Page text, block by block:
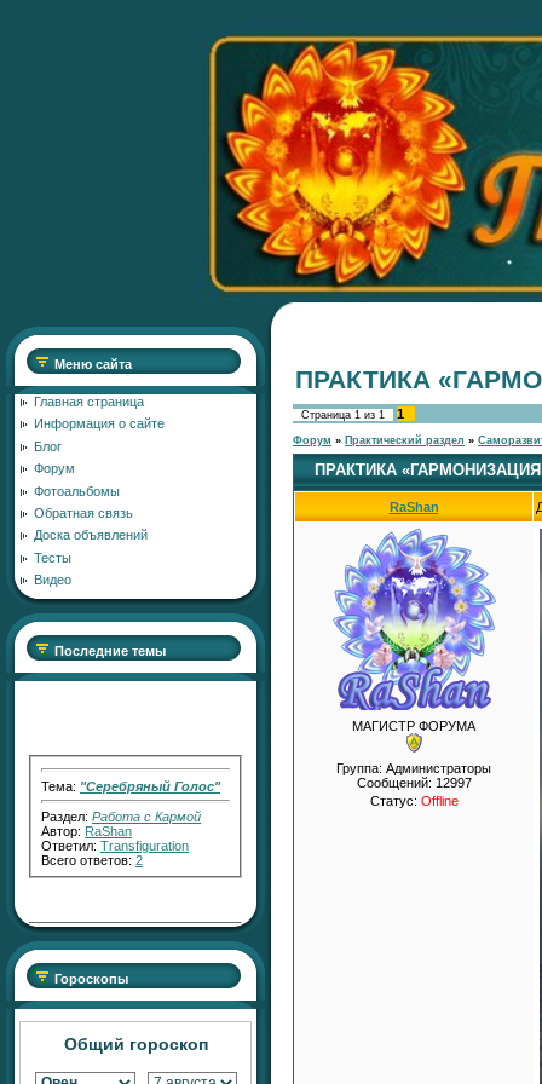
Меню сайта
Главная страница
Информация о сайте
Блог
Форум
Фотоальбомы
Обратная связь
Доска объявлений
Тесты
Видео
Последние темы
Тема:"Серебряный Голос"
Раздел:Работа с Кармой
Автор:RaShan
Ответил:Transfiguration
Всего ответов:2
Тема:"Серебряный СВЕТ"
Раздел:Работа с Кармой
Автор:RaShan
Всего ответов:7
Гороскопы
Общий гороскоп
ПРАКТИКА
Страница 1 из 1 1
Форум » Практический раздел »
ПРАКТИКА
RaShan
МАГИСТР ФОРУМА
Группа: Администраторы
Сообщений: 12997
Статус: Offline